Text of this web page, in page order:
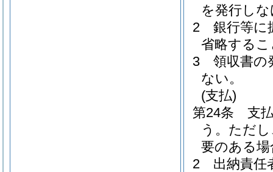
を発行し
2
銀行等に
省略する
3
領収書の
ない。
(支払)
第24条
支
う。 ただ
要のある
2
出納責任